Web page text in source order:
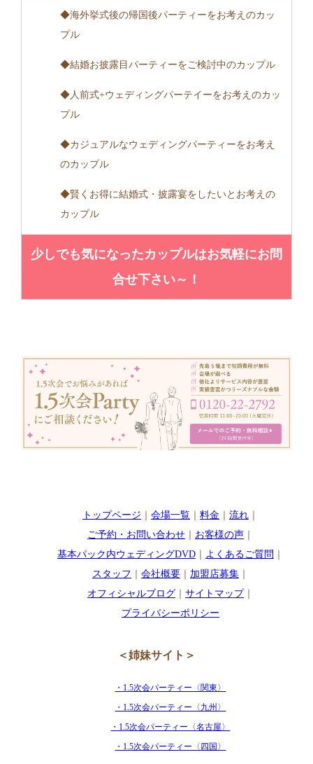
◆海外挙式後の帰国後パーティーをお考えのカッ
プル
◆結婚お披露目パーティーをご検討中のカップル
◆人前式+ウェディングパーテイーをお考えのカッ
プル
◆カジュアルなウェディングパーティーをお考え
のカップル
◆賢くお得に結婚式・披露宴をしたいとお考えの
カップル
少しでも気になったカップルはお気軽にお問
合せ下さい～！
トップページ 会場一覧｜ 料金 流れ｜
ご予約・お問い合わせ｜ お客様の声｜
基本パック内ウェディングDVD｜ よくあるご質問
スタッフ
会社概要｜ 加盟店募集｜
オフィシャルブログ｜ サイトマップ｜
プライバシーポリシー
＜姉妹サイト＞
・1.5次会パーティー〈関東〉
・1.5次会パーティー〈九州〉
・1.5次会パーティー〈名古屋〉
・1.5次会パーティー〈四国〉